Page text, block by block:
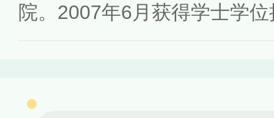
院。2007年6月获得学士学